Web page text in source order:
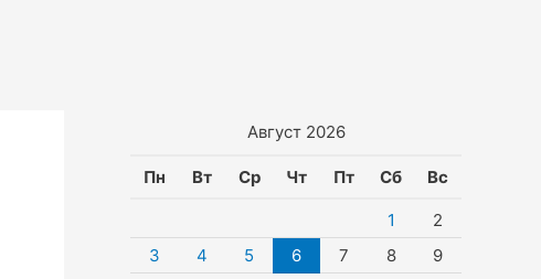
Август 2026
Пн Вт Ср Чт Пт Сб Вс
1
2
3
4 5 6 7 8
9